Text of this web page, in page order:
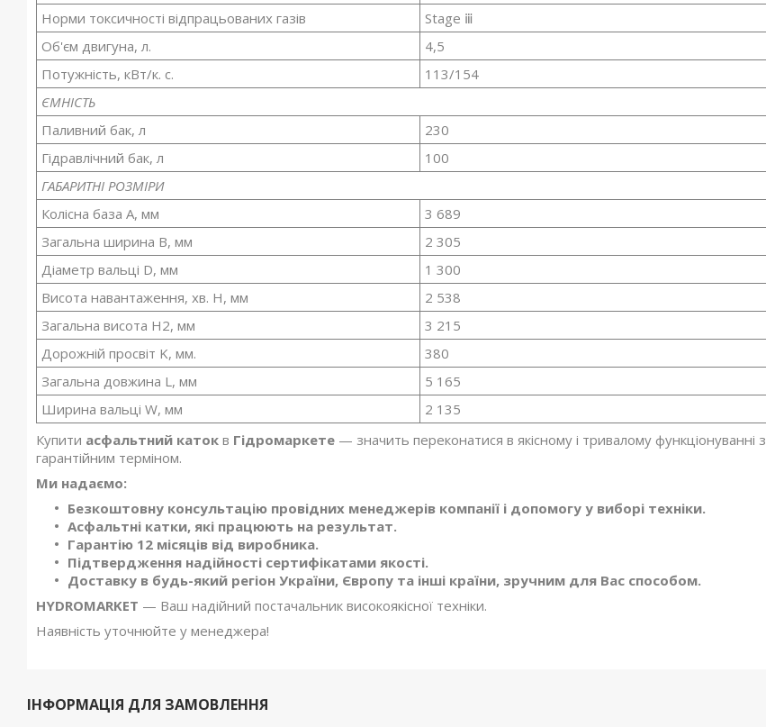
Норми токсичності відпрацьованих газів
Stage ⅲ
Об'єм двигуна, л.
4,5
Потужність, кВт/к. с.
113/154
ЄМНІСТЬ
Паливний бак, л
230
Гідравлічний бак, л
100
ГАБАРИТНІ РОЗМІРИ
Колісна база A, мм
3 689
Загальна ширина B, мм
2 305
Діаметр вальці D, мм
1 300
Висота навантаження, хв. H, мм
2 538
Загальна висота H2, мм
3 215
Дорожній просвіт K, мм.
380
Загальна довжина L, мм
5 165
Ширина вальці W, мм
2 135
Купити асфальтний каток в Гідромаркете — значить переконатися в якісному і тривалому функціонуванні з
гарантійним терміном.
Ми надаємо:
Безкоштовну консультацію провідних менеджерів компанії і допомогу у виборі техніки.
Асфальтні катки, які працюють на результат.
Гарантію 12 місяців від виробника.
Підтвердження надійності сертифікатами якості.
Доставку в будь-який регіон України, Європу та інші країни, зручним для Вас способом.
HYDROMARKET — Ваш надійний постачальник високоякісної техніки.
Наявність уточнюйте у менеджера!
ІНФОРМАЦІЯ ДЛЯ ЗАМОВЛЕННЯ